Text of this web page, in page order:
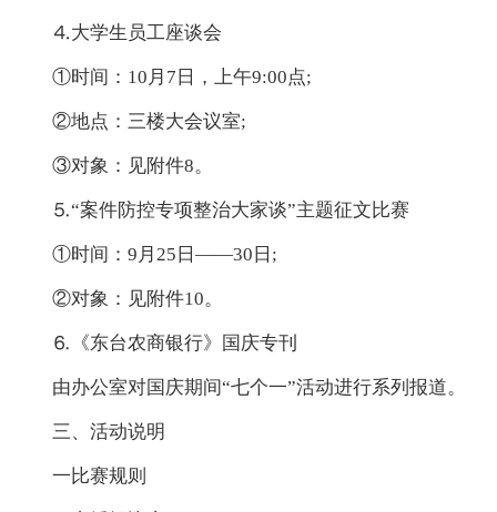
⒋大学生员工座谈会
①时间：10月7日，上午9:00点;
②地点：三楼大会议室;
③对象：见附件8。
⒌“案件防控专项整治大家谈”主题征文比赛
①时间：9月25日——30日;
②对象：见附件10。
⒍《东台农商银行》国庆专刊
由办公室对国庆期间“七个一”活动进行系列报道。
三、活动说明
一比赛规则